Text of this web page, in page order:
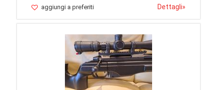
aggiungi a preferiti Dettagli»